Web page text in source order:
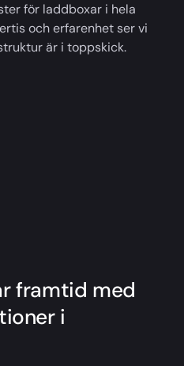
för laddboxar i hela
och erfarenhet ser vi
är i toppskick.
framtid med
i